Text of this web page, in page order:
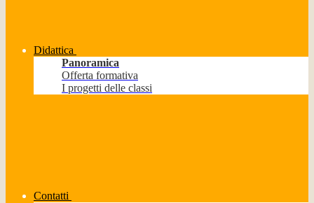
Didattica
Panoramica
Offerta formativa
I progetti delle classi
Contatti